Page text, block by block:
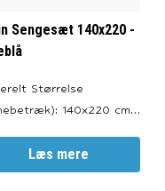
Sengesæt 140x220 -
Størrelse
140x220 cm.
Farve: Lyseblå.
i både pude-
Læs mere